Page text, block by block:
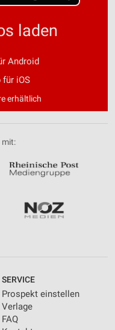
laden
Android
für iOS
erhältlich
mit:
SERVICE
Prospekt einstellen
Verlage
FAQ